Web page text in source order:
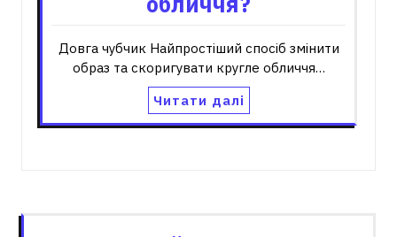
Довга чубчик Найпростіший спосіб змінити
образ та скоригувати кругле обличчя…
Читати далі